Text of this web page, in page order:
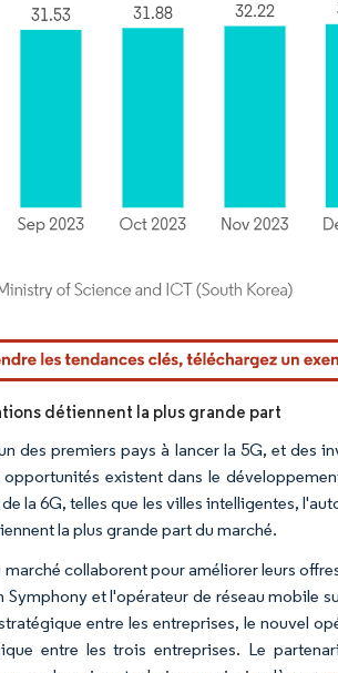
nécessite une attribution sous CC BY 4.0.
détiennent la plus grande part
des premiers pays à lancer la 5G, et des
opportunités existent dans le
la 6G, telles que les villes intelligentes,
la plus grande part du marché.
collaborent pour améliorer leurs
Symphony et l'opérateur de réseau mobile
entre les entreprises, le nouvel
entre les trois entreprises. Le